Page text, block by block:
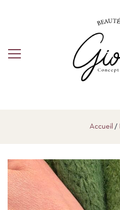
Accueil